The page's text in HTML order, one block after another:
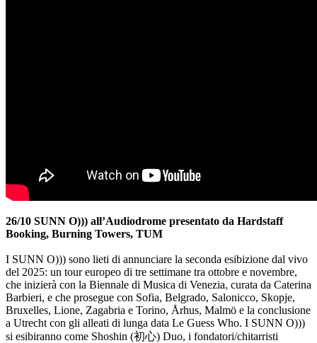
26/10 SUNN O))) all’Audiodrome presentato da Hardstaff
Booking, Burning Towers, TUM
I SUNN O))) sono lieti di annunciare la seconda esibizione dal vivo
del 2025: un tour europeo di tre settimane tra ottobre e novembre,
che inizierà con la Biennale di Musica di Venezia, curata da Caterina
Barbieri, e che prosegue con Sofia, Belgrado, Salonicco, Skopje,
Bruxelles, Lione, Zagabria e Torino, Århus, Malmö e la conclusione
a Utrecht con gli alleati di lunga data Le Guess Who. I SUNN O)))
si esibiranno come Shoshin (初心) Duo, i fondatori/chitarristi